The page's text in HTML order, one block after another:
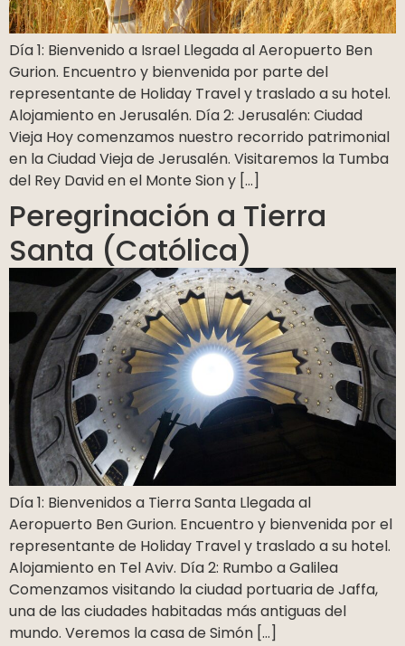
Día 1: Bienvenido a Israel Llegada al Aeropuerto Ben
Gurion. Encuentro y bienvenida por parte del
representante de Holiday Travel y traslado a su hotel.
Alojamiento en Jerusalén. Día 2: Jerusalén: Ciudad
Vieja Hoy comenzamos nuestro recorrido patrimonial
en la Ciudad Vieja de Jerusalén. Visitaremos la Tumba
del Rey David en el Monte Sion y […]
Peregrinación a Tierra
Santa (Católica)
Día 1: Bienvenidos a Tierra Santa Llegada al
Aeropuerto Ben Gurion. Encuentro y bienvenida por el
representante de Holiday Travel y traslado a su hotel.
Alojamiento en Tel Aviv. Día 2: Rumbo a Galilea
Comenzamos visitando la ciudad portuaria de Jaffa,
una de las ciudades habitadas más antiguas del
mundo. Veremos la casa de Simón […]